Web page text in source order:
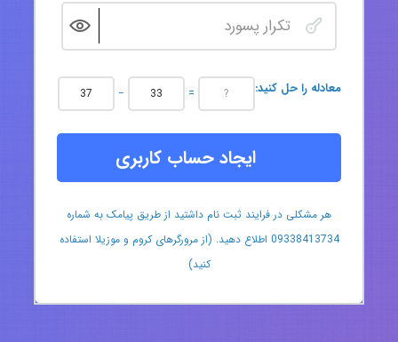
:معادله را حل کنید − =
ایجاد حساب کاربری
هر مشکلی در فرایند ثبت نام داشتید از طریق پیامک به شماره
09338413734 اطلاع دهید. (از مرورگرهای کروم و موزیلا استفاده
کنید)